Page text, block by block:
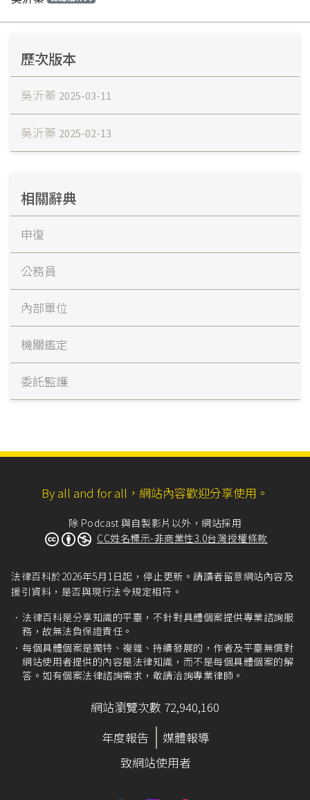
歷次版本
吳沂蓁 2025-03-11
吳沂蓁 2025-02-13
相關辭典
申復
公務員
內部單位
機關鑑定
委託監護
By all and for all，網站內容歡迎分享使用。
除 Podcast 與自製影片以外，網站採用
CC姓名標示-非商業性3.0台灣授權條款
法律百科於2026年5月1日起，停止更新。請讀者留意網站內容及
援引資料，是否與現行法令規定相符。
法律百科是分享知識的平臺，不針對具體個案提供專業諮詢服
務，故無法負保證責任。
每個具體個案是獨特、複雜、持續發展的，作者及平臺無償對
網站使用者提供的內容是法律知識，而不是每個具體個案的解
答。如有個案法律諮詢需求，敬請洽詢專業律師。
網站瀏覽次數 72,940,160
年度報告
媒體報導
致網站使用者